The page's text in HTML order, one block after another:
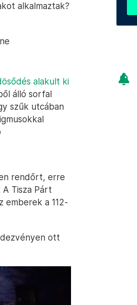
alkalmaztak?
alakult ki
álló sorfal
szűk utcában
rendőrt, erre
A Tisza Párt
emberek a 112-
ott